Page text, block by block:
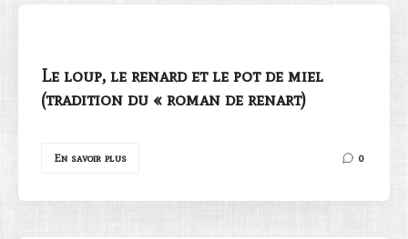
Le loup, le renard et le pot de miel
(tradition du « roman de renart)
En savoir plus 0